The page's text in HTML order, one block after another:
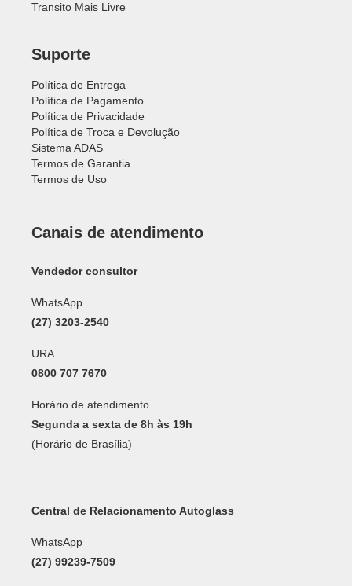
Transito Mais Livre
Suporte
Política de Entrega
Política de Pagamento
Política de Privacidade
Política de Troca e Devolução
Sistema ADAS
Termos de Garantia
Termos de Uso
Canais de atendimento
Vendedor consultor
WhatsApp
(27) 3203-2540
URA
0800 707 7670
Horário de atendimento
Segunda a sexta de 8h às 19h
(Horário de Brasília)
Central de Relacionamento Autoglass
WhatsApp
(27) 99239-7509